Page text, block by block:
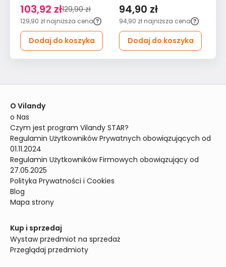
Różowe Kwiaty 120x80
Do Salonu
103,92 zł129,90 zł
129,90 zł najniższa cena
Dodaj do koszyka
Kwiaty 90x60 Natura
do Salonu
94,90 zł
94,90 zł najniższa cena
Dodaj do koszyka
O Vilandy
o Nas
Czym jest program Vilandy STAR?
Regulamin Użytkowników Prywatnych obowiązujących od
01.11.2024
Regulamin Użytkowników Firmowych obowiązujący od
27.05.2025
Polityka Prywatności i Cookies
Blog
Mapa strony
Kup i sprzedaj
Wystaw przedmiot na sprzedaż
Przeglądaj przedmioty